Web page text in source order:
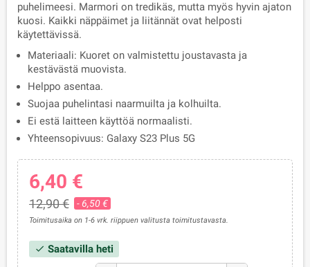
puhelimeesi. Marmori on tredikäs, mutta myös hyvin ajaton
kuosi. Kaikki näppäimet ja liitännät ovat helposti
käytettävissä.
Materiaali: Kuoret on valmistettu joustavasta ja
kestävästä muovista.
Helppo asentaa.
Suojaa puhelintasi naarmuilta ja kolhuilta.
Ei estä laitteen käyttöä normaalisti.
Yhteensopivuus: Galaxy S23 Plus 5G
6,40 €
12,90 € - 6,50 €
Toimitusaika on 1-6 vrk. riippuen valitusta toimitustavasta.
check Saatavilla heti